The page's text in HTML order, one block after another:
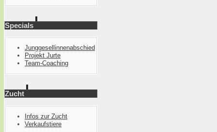
Specials
Junggesellinnenabschied
Projekt Jurte
Team-Coaching
Zucht
Infos zur Zucht
Verkaufstiere